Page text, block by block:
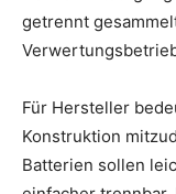
getrennt
Für Hersteller
Konstruktion
Batterien sollen